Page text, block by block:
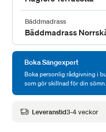
Bäddmadrass
Bäddmadrass
Boka Sängexpert
Boka personlig rådgivning i
som gör skillnad för din sömn.
Leveranstid3-4 veckor